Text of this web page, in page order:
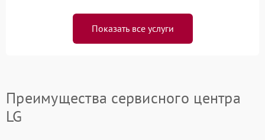
Показать все услуги
Преимущества сервисного центра
LG